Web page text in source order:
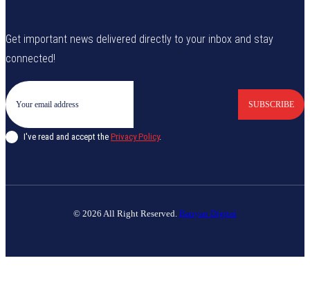
Get important news delivered directly to your inbox and stay
connected!
SUBSCRIBE
I've read and accept the Privacy Policy.
© 2026 All Right Reserved. Banyan Digital